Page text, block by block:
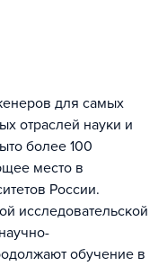
для самых
отраслей науки и
более 100
место в
России.
исследовательской
обучение в